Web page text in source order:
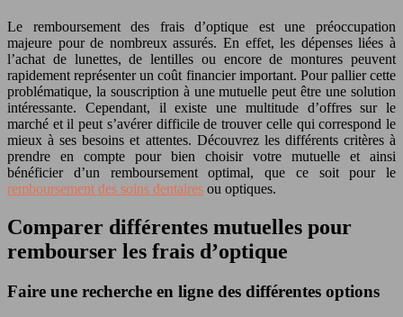
Le remboursement des frais d’optique est une préoccupation
majeure pour de nombreux assurés. En effet, les dépenses liées à
l’achat de lunettes, de lentilles ou encore de montures peuvent
rapidement représenter un coût financier important. Pour pallier cette
problématique, la souscription à une mutuelle peut être une solution
intéressante. Cependant, il existe une multitude d’offres sur le
marché et il peut s’avérer difficile de trouver celle qui correspond le
mieux à ses besoins et attentes. Découvrez les différents critères à
prendre en compte pour bien choisir votre mutuelle et ainsi
bénéficier d’un remboursement optimal, que ce soit pour le
remboursement des soins dentaires ou optiques.
Comparer différentes mutuelles pour
rembourser les frais d’optique
Faire une recherche en ligne des différentes options